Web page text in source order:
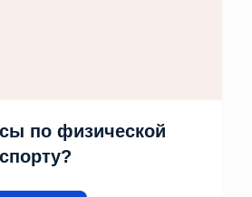
по физической